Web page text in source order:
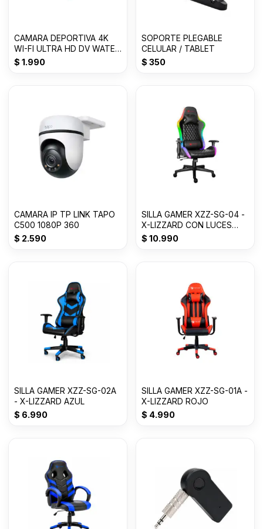
CAMARA DEPORTIVA 4K
WI-FI ULTRA HD DV WATER
RESISTANT 30M
$ 1.990
SOPORTE PLEGABLE
CELULAR / TABLET
$ 350
CAMARA IP TP LINK TAPO
C500 1080P 360
$ 2.590
SILLA GAMER XZZ-SG-04 -
X-LIZZARD CON LUCES
RBG
$ 10.990
SILLA GAMER XZZ-SG-02A
- X-LIZZARD AZUL
$ 6.990
SILLA GAMER XZZ-SG-01A -
X-LIZZARD ROJO
$ 4.990